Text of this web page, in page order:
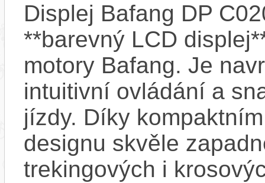
Displej Bafang DP
**barevný LCD
motory Bafang. Je
intuitivní ovládání a
jízdy. Díky
designu skvěle
trekingových i